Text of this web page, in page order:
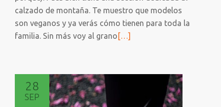
calzado de montaña. Te muestro que modelos
son veganos y ya verás cómo tienen para toda la
familia. Sin más voy al granoLeer
JOLUVI
[…]
28
SEP